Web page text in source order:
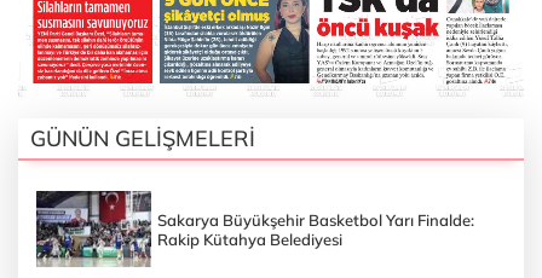
GÜNÜN GELİŞMELERİ
Sakarya Büyükşehir Basketbol Yarı Finalde:
Rakip Kütahya Belediyesi